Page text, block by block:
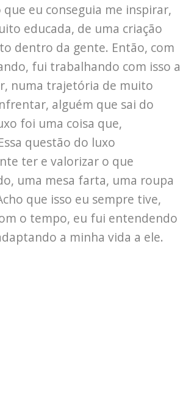
eu conseguia me inspirar,
educada, de uma criação
dentro da gente. Então, com
fui trabalhando com isso a
numa trajetória de muito
alguém que sai do
foi uma coisa que,
questão do luxo
ter e valorizar o que
uma mesa farta, uma roupa
que isso eu sempre tive,
o tempo, eu fui entendendo
a minha vida a ele.